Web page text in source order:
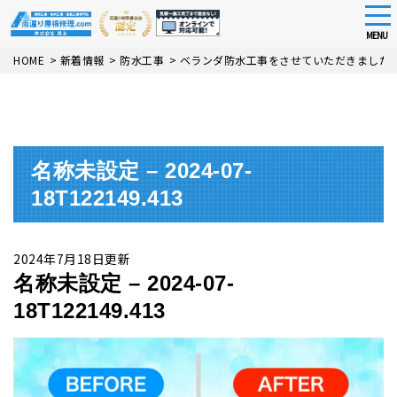
Skip
MENU
HOME > 新着情報 > 防水工事 > ベランダ防水工事をさせていただきました
名称未設定 – 2024-07-
18T122149.413
2024年7月18日更新
名称未設定 – 2024-07-
18T122149.413